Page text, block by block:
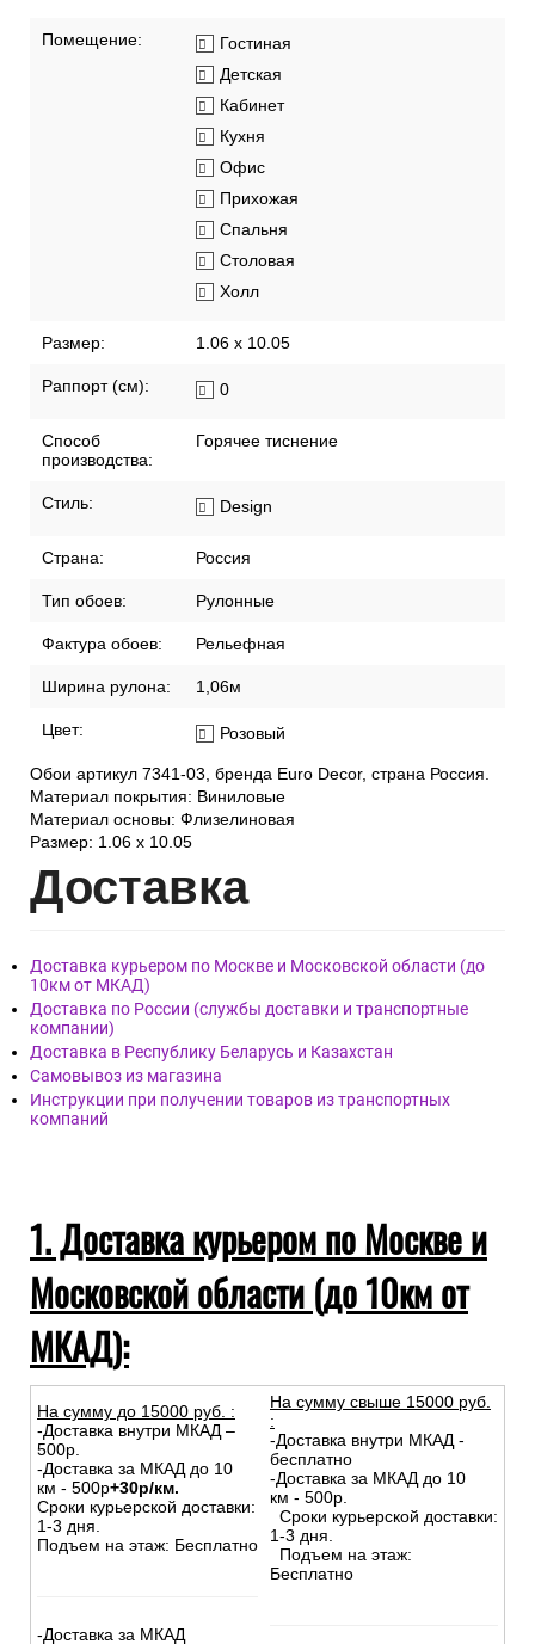
Помещение:
Гостиная
Детская
Кабинет
Кухня
Офис
Прихожая
Спальня
Столовая
Холл
Размер: 1.06 x 10.05
Раппорт (см): 0
Способ
производства:
Горячее тиснение
Стиль: Design
Страна: Россия
Тип обоев: Рулонные
Фактура обоев: Рельефная
Ширина рулона: 1,06м
Цвет: Розовый
Обои артикул 7341-03, бренда Euro Decor, страна Россия.
Материал покрытия: Виниловые
Материал основы: Флизелиновая
Размер: 1.06 x 10.05
Доставка
Доставка курьером по Москве и Московской области (до
10км от МКАД)
Доставка по России (службы доставки и транспортные
компании)
Доставка в Республику Беларусь и Казахстан
Самовывоз из магазина
Инструкции при получении товаров из транспортных
компаний
1. Доставка курьером по Москве и
Московской области (до 10км от
МКАД):
На сумму до 15000 руб. :
-Доставка внутри МКАД –
500р.
-Доставка за МКАД до 10
км - 500р+30р/км.
Сроки курьерской доставки:
1-3 дня.
Подъем на этаж: Бесплатно
-Доставка за МКАД
На сумму свыше 15000 руб.
:
-Доставка внутри МКАД -
бесплатно
-Доставка за МКАД до 10
км - 500р.
Сроки курьерской доставки:
1-3 дня.
Подъем на этаж:
Бесплатно